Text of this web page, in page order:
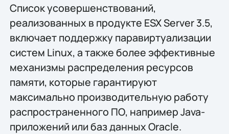
Список усовершенствований,
реализованных в продукте ESX Server 3.5,
включает поддержку паравиртуализации
систем Linux, а также более эффективные
механизмы распределения ресурсов
памяти, которые гарантируют
максимально производительную работу
распространенного ПО, например Java-
приложений или баз данных Oracle.